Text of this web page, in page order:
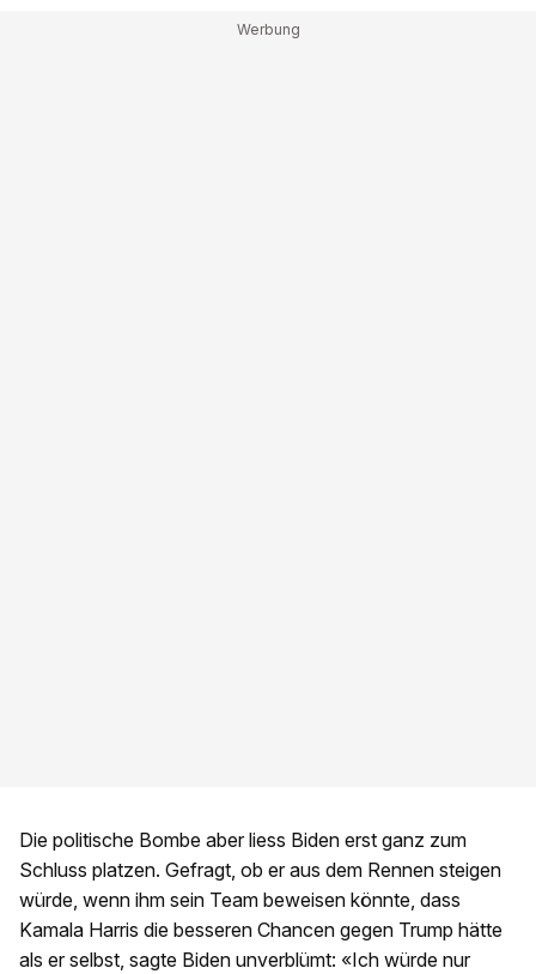
Die politische Bombe aber liess Biden erst ganz zum
Schluss platzen. Gefragt, ob er aus dem Rennen steigen
würde, wenn ihm sein Team beweisen könnte, dass
Kamala Harris die besseren Chancen gegen Trump hätte
als er selbst, sagte Biden unverblümt: «Ich würde nur